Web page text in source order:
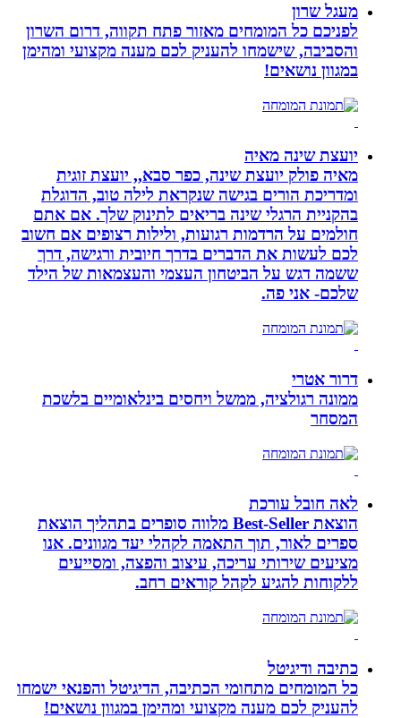
מעגל שרון
לפניכם כל המומחים מאזור פתח תקווה, דרום השרון
והסביבה, שישמחו להעניק לכם מענה מקצועי ומהימן
במגוון נושאים!
יועצת שינה מאיה
מאיה פולק יועצת שינה, כפר סבא,, יועצת זוגית
ומדריכת הורים בגישה שנקראת לילה טוב, הדוגלת
בהקניית הרגלי שינה בריאים לתינוק שלך. אם אתם
חולמים על הרדמות רגועות, ולילות רצופים אם חשוב
לכם לעשות את הדברים בדרך חיובית ורגישה, דרך
ששמה דגש על הביטחון העצמי והעצמאות של הילד
שלכם- אני פה.
דרור אטרי
ממונה רגולציה, ממשל ויחסים בינלאומיים בלשכת
המסחר
לאה חובל עורכת
הוצאת Best-Seller מלווה סופרים בתהליך הוצאת
ספרים לאור, תוך התאמה לקהלי יעד מגוונים. אנו
מציעים שירותי עריכה, עיצוב והפצה, ומסייעים
ללקוחות להגיע לקהל קוראים רחב.
כתיבה ודיגיטל
כל המומחים מתחומי הכתיבה, הדיגיטל והפנאי ישמחו
להעניק לכם מענה מקצועי ומהימן במגוון נושאים!